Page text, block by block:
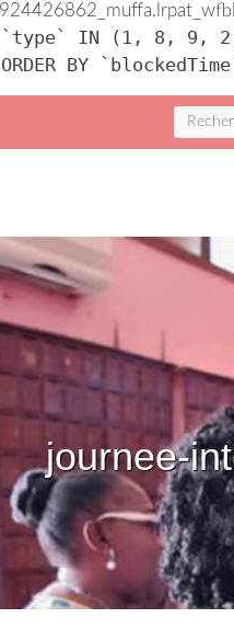
`type` IN (1, 8,
BY
journee-